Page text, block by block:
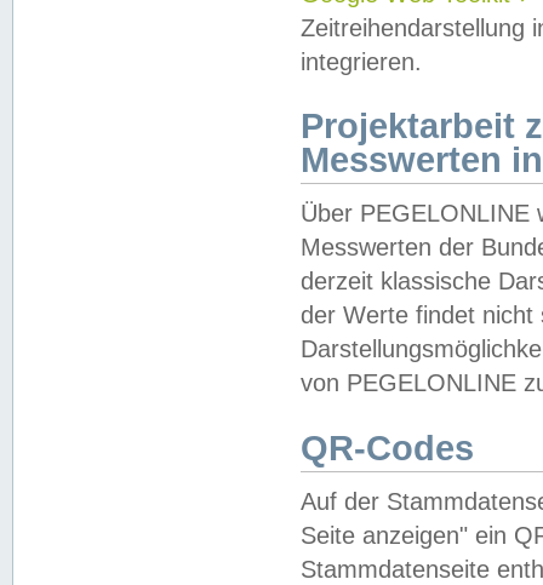
Zeitreihendarstellung
integrieren.
Projektarbeit
Messwerten
Über PEGELONLINE
Messwerten der
derzeit klassische
der Werte findet
von PEGELONLINE
QR-Codes
Auf der
Seite anzeigen" ein
Stammdatenseite